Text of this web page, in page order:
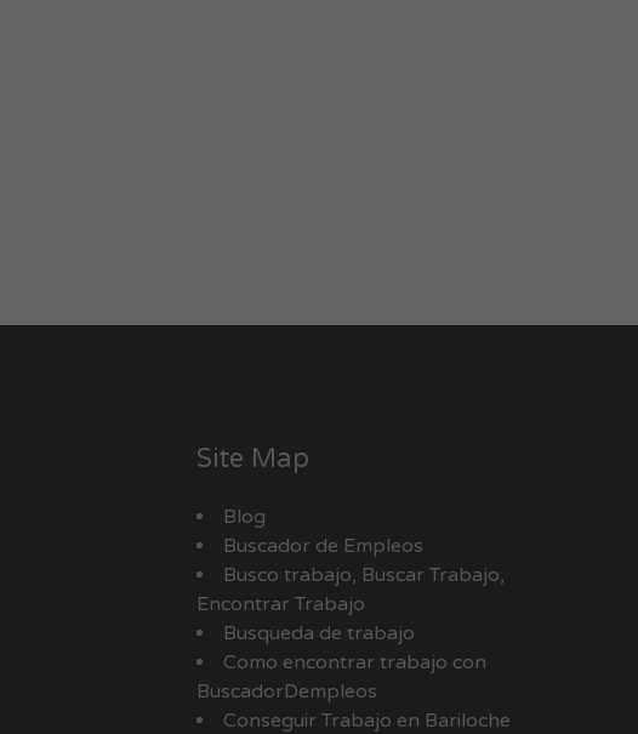
Site Map
Blog
Buscador de Empleos
Busco trabajo, Buscar Trabajo,
Encontrar Trabajo
Busqueda de trabajo
Como encontrar trabajo con
BuscadorDempleos
Conseguir Trabajo en Bariloche